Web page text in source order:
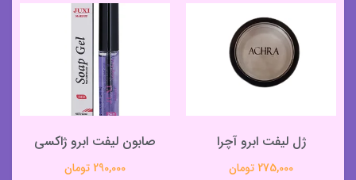
ژل لیفت ابرو آچرا
275,000 تومان
صابون لیفت ابرو ژاکسی
290,000 تومان